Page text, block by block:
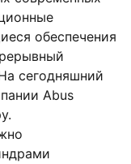
обеспечения
сегодняшний
Abus